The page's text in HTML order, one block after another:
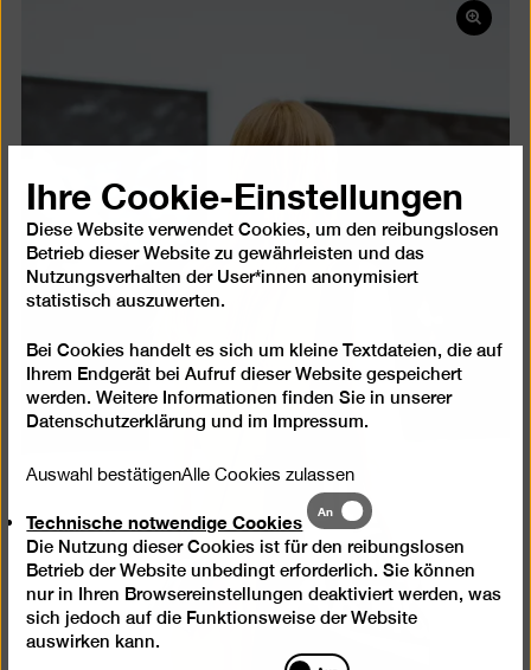
Bild
öffnen
Ihre Cookie-Einstellungen
Diese Website verwendet Cookies, um den reibungslosen
Betrieb dieser Website zu gewährleisten und das
Nutzungsverhalten der User*innen anonymisiert
statistisch auszuwerten.
Bei Cookies handelt es sich um kleine Textdateien, die auf
Ihrem Endgerät bei Aufruf dieser Website gespeichert
werden. Weitere Informationen finden Sie in unserer
Datenschutzerklärung und im Impressum.
Auswahl bestätigenAlle Cookies zulassen
Technische notwendige Cookies
Technische
notwendige
Cookies
An
Die Nutzung dieser Cookies ist für den reibungslosen
Betrieb der Website unbedingt erforderlich. Sie können
nur in Ihren Browsereinstellungen deaktiviert werden, was
sich jedoch auf die Funktionsweise der Website
auswirken kann.
Statistik